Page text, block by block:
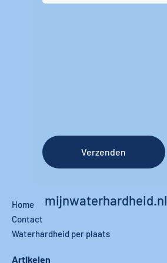
Verzenden
mijnwaterhardheid.nl
Home
Contact
Waterhardheid per plaats
Artikelen